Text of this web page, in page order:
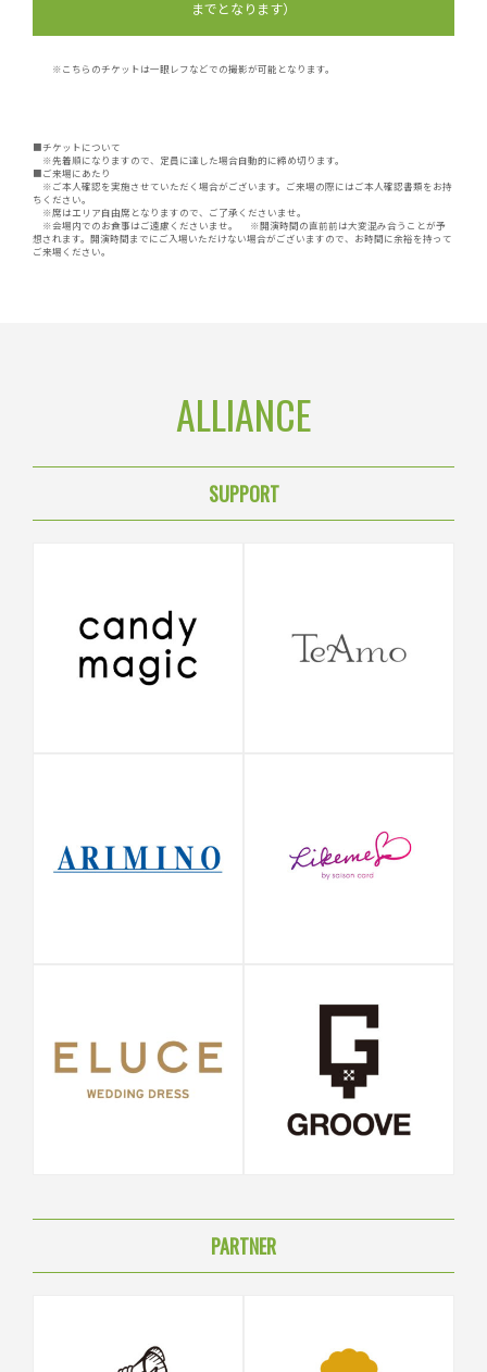
までとなります）
※こちらのチケットは一眼レフなどでの撮影が可能となります。
■チケットについて
※先着順になりますので、定員に達した場合自動的に締め切ります。
■ご来場にあたり
※ご本人確認を実施させていただく場合がございます。ご来場の際にはご本人確認書類をお持
ちください。
※席はエリア自由席となりますので、ご了承くださいませ。
※会場内でのお食事はご遠慮くださいませ。 ※開演時間の直前前は大変混み合うことが予
想されます。開演時間までにご入場いただけない場合がございますので、お時間に余裕を持って
ご来場ください。
ALLIANCE
SUPPORT
PARTNER